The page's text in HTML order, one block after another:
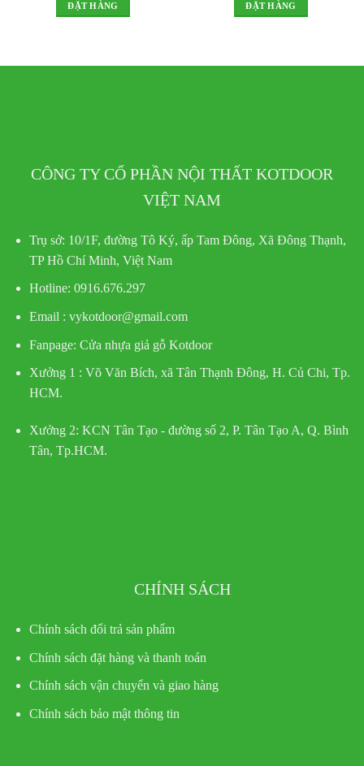
ĐẶT HÀNG ĐẶT HÀNG
CÔNG TY CỔ PHẦN NỘI THẤT KOTDOOR
VIỆT NAM
Trụ sở: 10/1F, đường Tô Ký, ấp Tam Đông, Xã Đông Thạnh,
TP Hồ Chí Minh, Việt Nam
Hotline: 0916.676.297
Email : vykotdoor@gmail.com
Fanpage: Cửa nhựa giả gỗ Kotdoor
Xưởng 1 : Võ Văn Bích, xã Tân Thạnh Đông, H. Củ Chi, Tp.
HCM.
Xưởng 2: KCN Tân Tạo - đường số 2, P. Tân Tạo A, Q. Bình
Tân, Tp.HCM.
CHÍNH SÁCH
Chính sách đổi trả sản phẩm
Chính sách đặt hàng và thanh toán
Chính sách vận chuyển và giao hàng
Chính sách bảo mật thông tin